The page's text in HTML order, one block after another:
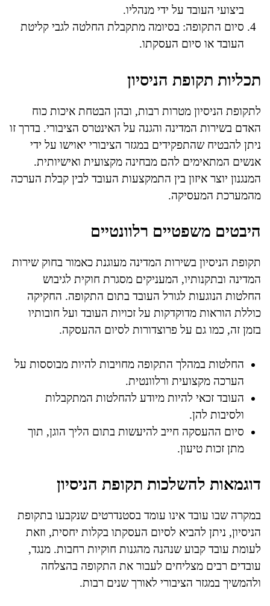
ביצועי העובד על ידי מנהליו.
סיום התקופה: בסיומה מתקבלת החלטה לגבי קליטת
העובד או סיום העסקתו.
תכליות תקופת הניסיון
לתקופת הניסיון מטרות רבות, ובהן הבטחת איכות כוח
האדם בשירות המדינה והגנה על האינטרס הציבורי. בדרך זו
ניתן להבטיח שהתפקידים במגזר הציבורי יאוישו על ידי
אנשים המתאימים להם מבחינה מקצועית ואישיותית.
המנגנון יוצר איזון בין התמקצעות העובד לבין קבלת הערכה
מהמערכת המעסיקה.
היבטים משפטיים רלוונטיים
תקופת הניסיון בשירות המדינה מעוגנת כאמור בחוק שירות
המדינה ובתקנותיו, המעניקים מסגרת חוקית לגיבוש
החלטות הנוגעות לגורל העובד בתום התקופה. החקיקה
כוללת הוראות מדוקדקות על זכויות העובד ועל חובותיו
בזמן זה, כמו גם על פרוצדורות לסיום ההעסקה.
החלטות במהלך התקופה מחויבות להיות מבוססות על
הערכה מקצועית ורלוונטית.
העובד זכאי להיות מיודע להחלטות המתקבלות
ולסיבות להן.
סיום ההעסקה חייב להיעשות בתום הליך הוגן, תוך
מתן זכות טיעון.
דוגמאות להשלכות תקופת הניסיון
במקרה שבו עובד אינו עומד בסטנדרטים שנקבעו בתקופת
הניסיון, ניתן להביא לסיום העסקתו בקלות יחסית, וזאת
לעומת עובד קבוע שנהנה מהגנות חוקיות רחבות. מנגד,
עובדים רבים מצליחים לעבור את התקופה בהצלחה
ולהמשיך במגזר הציבורי לאורך שנים רבות.